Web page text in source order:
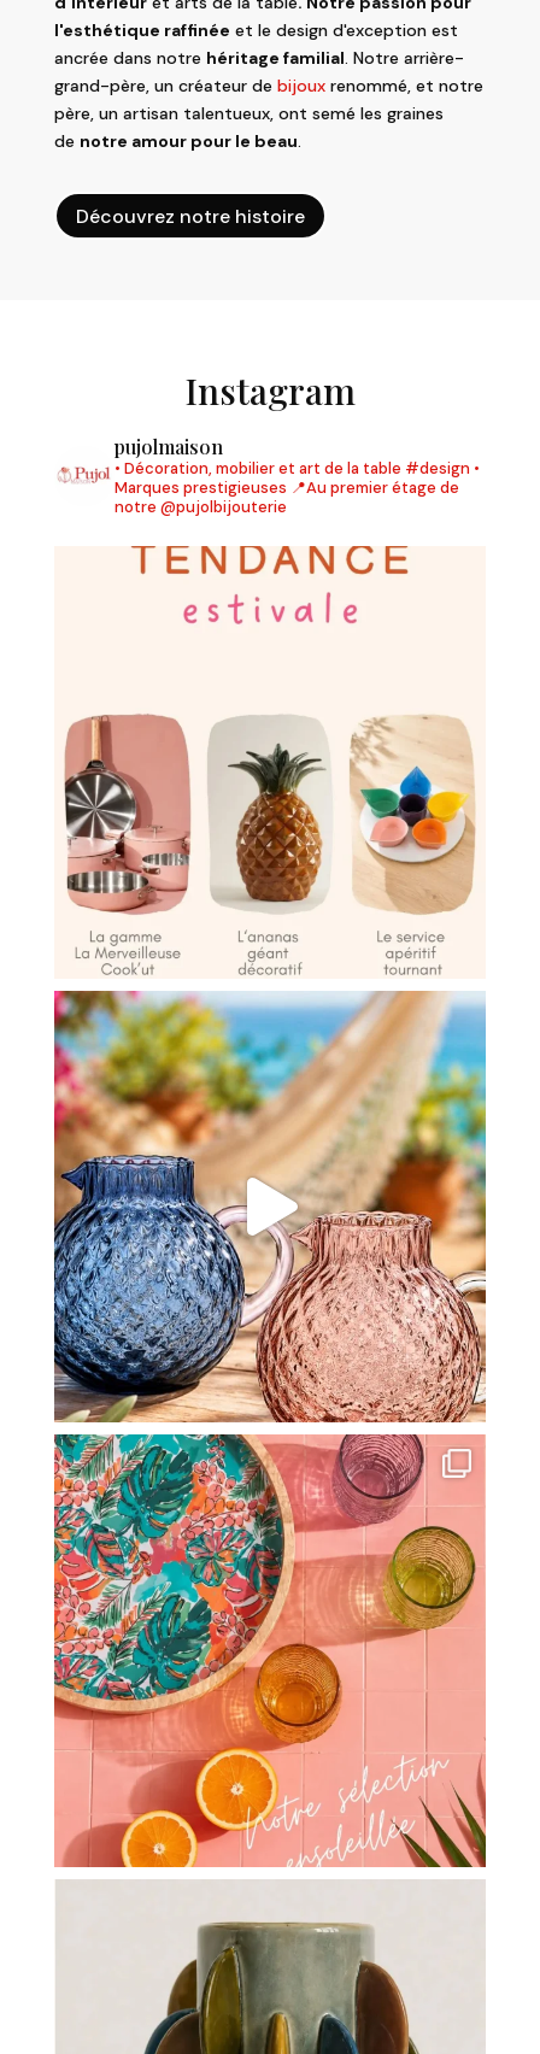
l'esthétique raffinée et le design d'exception est
ancrée dans notre héritage familial. Notre arrière-
grand-père, un créateur de bijouxrenommé, et notre
père, un artisan talentueux, ont semé les graines
de notre amour pour le beau.
Découvrez notre histoire
Instagram
pujolmaison
• Décoration, mobilier et art de la table #design •
Marques prestigieuses 📍Au premier étage de
notre @pujolbijouterie